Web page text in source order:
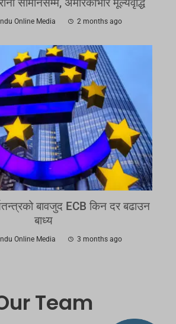
Online Media 2 months ago
बावजुद ECB किन दर बढाउन
बाध्य
Online Media 3 months ago
Team